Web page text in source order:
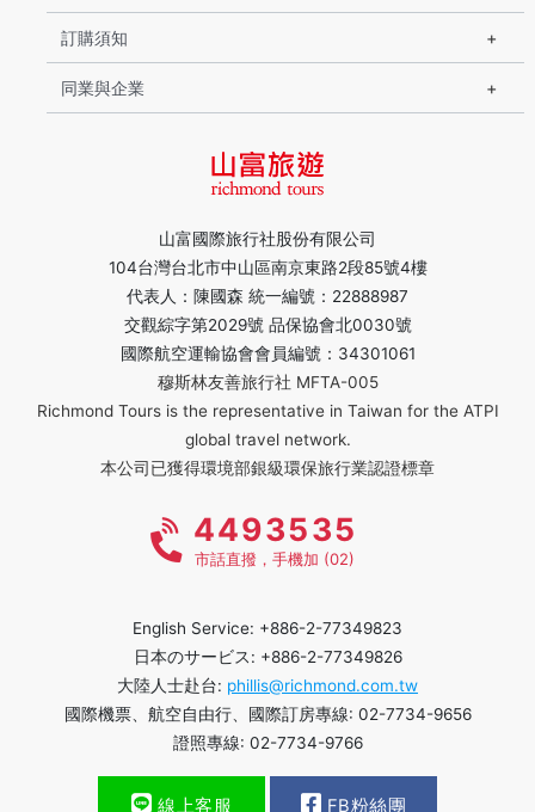
山富國際旅行社股份有限公司
104台灣台北市中山區南京東路2段85號4樓
代表人：陳國森 統一編號：22888987
交觀綜字第2029號 品保協會北0030號
國際航空運輸協會會員編號：34301061
穆斯林友善旅行社 MFTA-005
Richmond Tours is the representative in Taiwan for the ATPI
global travel network.
本公司已獲得環境部銀級環保旅行業認證標章
訂購須知
同業與企業
4493535
市話直撥，手機加 (02)
English Service: +886-2-77349823
日本のサービス: +886-2-77349826
大陸人士赴台: phillis@richmond.com.tw
國際機票、航空自由行、國際訂房專線: 02-7734-9656
證照專線: 02-7734-9766
線上客服 FB粉絲團